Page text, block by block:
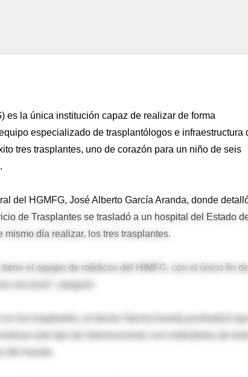
es la única institución capaz de realizar de forma
especializado de trasplantólogos e infraestructura
tres trasplantes, uno de corazón para un niño de seis
del HGMFG, José Alberto García Aranda, donde
de Trasplantes se trasladó a un hospital del Estado
día realizar, los tres trasplantes.
el equipo de médicos del HIMFG, con el único fin
recursos”, aseguró.
los trasplantes, el doctor García Aranda puntualizó
este tipo de intervenciones con estándares de